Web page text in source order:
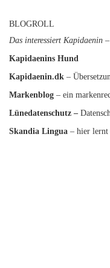
BLOGROLL
Das interessiert Kapidaenin
Kapidaenins Hund
Kapidaenin.dk –
Markenblog – ein
Lünedatenschutz –
Skandia Lingua – hier lernt